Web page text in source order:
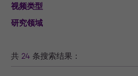
视频类型
研究领域
共 24 条搜索结果：